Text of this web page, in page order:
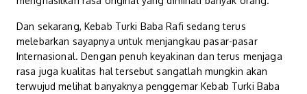
Dan sekarang, Kebab Turki Baba Rafi sedang terus
melebarkan sayapnya untuk menjangkau pasar-pasar
Internasional. Dengan penuh keyakinan dan terus menjaga
rasa juga kualitas hal tersebut sangatlah mungkin akan
terwujud melihat banyaknya penggemar Kebab Turki Baba